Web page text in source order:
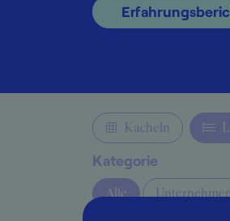
Kacheln
Kategorie
Alle Unternehmen